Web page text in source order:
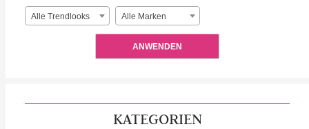
Alle Trendlooks Alle Marken
ANWENDEN
KATEGORIEN